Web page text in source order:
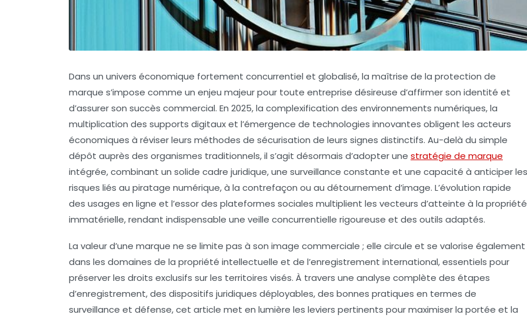
Dans un univers économique fortement concurrentiel et globalisé, la maîtrise de la protection de
marque s’impose comme un enjeu majeur pour toute entreprise désireuse d’affirmer son identité et
d’assurer son succès commercial. En 2025, la complexification des environnements numériques, la
multiplication des supports digitaux et l’émergence de technologies innovantes obligent les acteurs
économiques à réviser leurs méthodes de sécurisation de leurs signes distinctifs. Au-delà du simple
dépôt auprès des organismes traditionnels, il s’agit désormais d’adopter une stratégie de marque
intégrée, combinant un solide cadre juridique, une surveillance constante et une capacité à anticiper les
risques liés au piratage numérique, à la contrefaçon ou au détournement d’image. L’évolution rapide
des usages en ligne et l’essor des plateformes sociales multiplient les vecteurs d’atteinte à la propriété
immatérielle, rendant indispensable une veille concurrentielle rigoureuse et des outils adaptés.
La valeur d’une marque ne se limite pas à son image commerciale ; elle circule et se valorise également
dans les domaines de la propriété intellectuelle et de l’enregistrement international, essentiels pour
préserver les droits exclusifs sur les territoires visés. À travers une analyse complète des étapes
d’enregistrement, des dispositifs juridiques déployables, des bonnes pratiques en termes de
surveillance et défense, cet article met en lumière les leviers pertinents pour maximiser la portée et la